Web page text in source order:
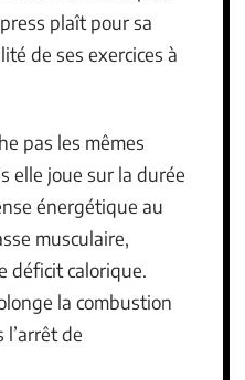
plaît pour sa
de ses exercices à
pas les mêmes
elle joue sur la durée
énergétique au
musculaire,
déficit calorique.
la combustion
de